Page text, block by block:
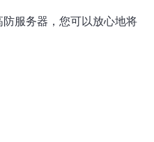
服务器，您可以放心地将